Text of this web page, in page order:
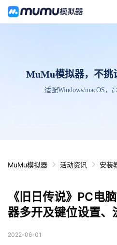
MuMu模拟器，不挑
适配Windows/macOS，
MuMu模拟器 活动资讯 安装
《旧日传说》PC电
器多开及键位设置、
2022-06-01